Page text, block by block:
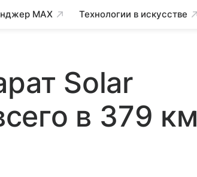
MAX Технологии в искусстве
Solar
в 379 км